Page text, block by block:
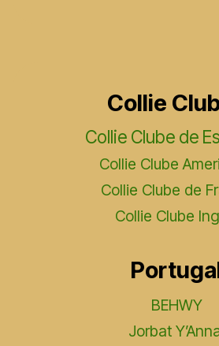
Collie
Collie Clube de
Collie Clube
Collie Clube de
Collie Clube
BEHWY
Jorbat